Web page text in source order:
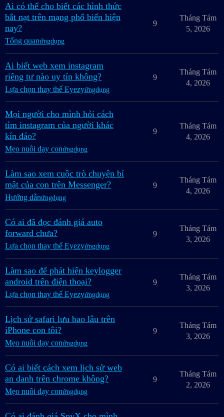
Ai có thể cho biết các hình thức
bắt nạt trên mạng phổ biến hiện
nay?
Tổng quanứngdụng
9
Tháng Tám
5, 2026
Ai biết web xem instagram
riêng tư nào uy tín không?
Lựa chọn thay thế Eyezyứngdụng
9
Tháng Tám
4, 2026
Mọi người cho mình hỏi cách
tìm instagram của người khác
kín đáo?
Mẹo nuôi dạy conứngdụng
9
Tháng Tám
4, 2026
Làm sao xem cuộc trò chuyện bí
mật của con trên Messenger?
Hướng dẫnứngdụng
9
Tháng Tám
4, 2026
Có ai đã đọc đánh giá auto
forward chưa?
Lựa chọn thay thế Eyezyứngdụng
9
Tháng Tám
3, 2026
Làm sao để phát hiện keylogger
android trên điện thoại?
Lựa chọn thay thế Eyezyứngdụng
9
Tháng Tám
3, 2026
Lịch sử safari lưu bao lâu trên
iPhone con tôi?
Mẹo nuôi dạy conứngdụng
9
Tháng Tám
3, 2026
Có ai biết cách xem lịch sử web
an danh trên chrome không?
Mẹo nuôi dạy conứngdụng
9
Tháng Tám
2, 2026